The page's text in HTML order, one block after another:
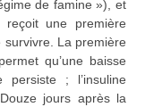
de famine »), et
reçoit une première
La première
qu’une baisse
; l’insuline
jours après la